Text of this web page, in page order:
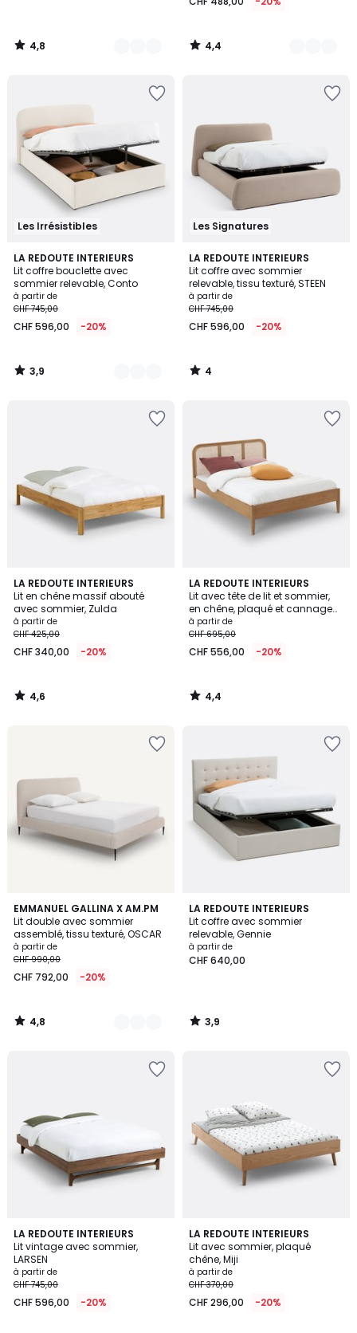
CHF
320,00.
4,8
/
4,4
/
Les Irrésistibles
LA REDOUTE INTERIEURS
Lit coffre bouclette avec
sommier relevable, Conto
à partir de
CHF 745,00
CHF 596,00 -20%
3,9
/ 5
2
Couleurs
3,9
/
Les Signatures
LA REDOUTE INTERIEURS
Lit coffre avec sommier
relevable, tissu texturé, STEEN
à partir de
CHF 745,00
CHF 596,00 -20%
4
/
5
4
/
LA REDOUTE INTERIEURS
Lit en chêne massif abouté
avec sommier, Zulda
à partir de
CHF 425,00
CHF 340,00 -20%
4,6
/ 5
4,6
/
LA REDOUTE INTERIEURS
Lit avec tête de lit et sommier,
en chêne, plaqué et cannage
de rotin, MADARA
à partir de
CHF 695,00
CHF 556,00 -20%
4,4
/ 5
4,4
/
EMMANUEL GALLINA X AM.PM
Lit double avec sommier
assemblé, tissu texturé, OSCAR
à partir de
CHF 990,00
CHF 792,00 -20%
4,8
/ 5
2
Couleurs
4,8
/
LA REDOUTE INTERIEURS
Lit coffre avec sommier
relevable, Gennie
à partir de
CHF 640,00
3,9
/ 5
3,9
/
LA REDOUTE INTERIEURS
Lit vintage avec sommier,
LARSEN
à partir de
CHF 745,00
CHF 596,00 -20%
4,6
/ 5
LA REDOUTE INTERIEURS
Lit avec sommier, plaqué
chêne, Miji
à partir de
CHF 370,00
CHF 296,00 -20%
4,3
/ 5